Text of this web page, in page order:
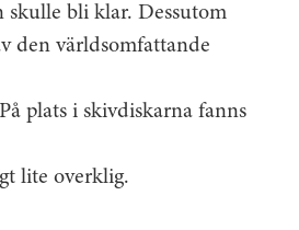
skulle bli klar. Dessutom
den världsomfattande
plats i skiv­diskarna fanns
lite overklig.